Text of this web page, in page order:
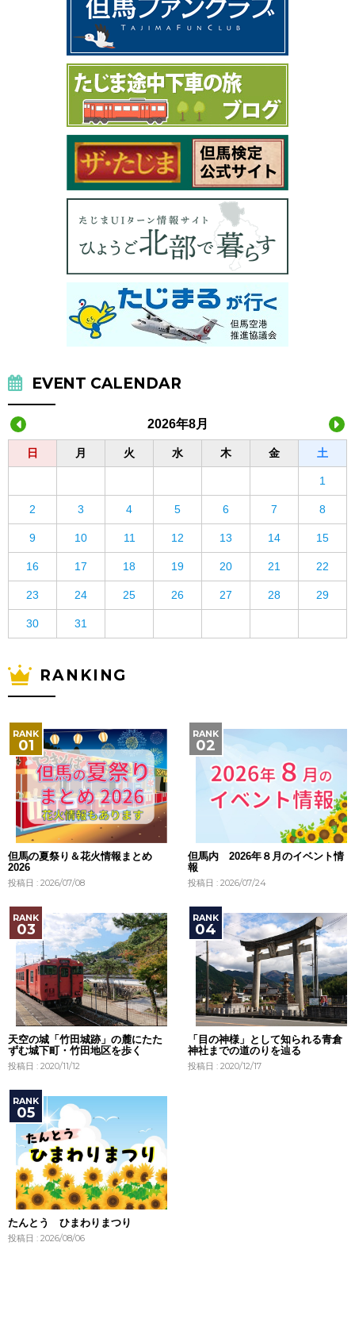
EVENT CALENDAR
2026年8月
日 月 火 水 木 金 土
1
2 3 4 5 6 7 8
9 10 11 12 13 14 15
16 17 18 19 20 21 22
23 24 25 26 27 28 29
30 31
RANKING
但馬の夏祭り＆花火情報まとめ
2026
投稿日 : 2026/07/08
但馬内 2026年８月のイベント情
報
投稿日 : 2026/07/24
天空の城「竹田城跡」の麓にたた
ずむ城下町・竹田地区を歩く
投稿日 : 2020/11/12
「目の神様」として知られる青倉
神社までの道のりを辿る
投稿日 : 2020/12/17
たんとう ひまわりまつり
投稿日 : 2026/08/06